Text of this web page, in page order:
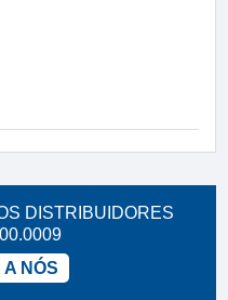
DISTRIBUIDORES
NÓS